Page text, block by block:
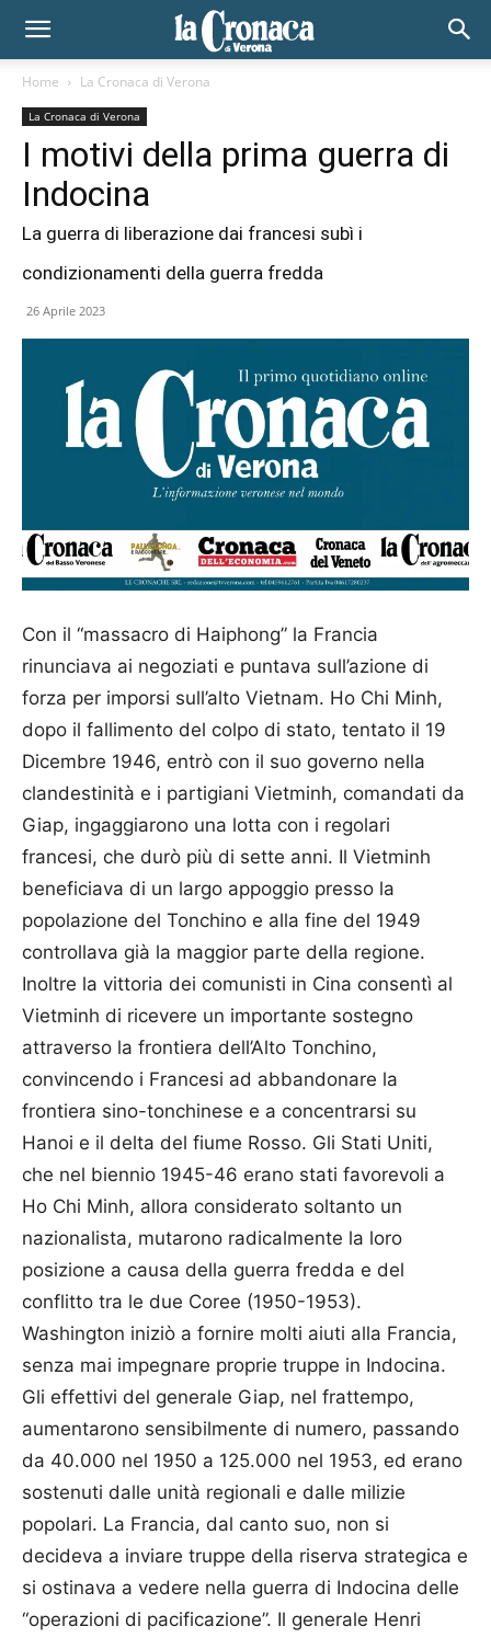
Home La Cronaca di Verona
La Cronaca di Verona
I motivi della prima guerra di
Indocina
La guerra di liberazione dai francesi subì i
condizionamenti della guerra fredda
26 Aprile 2023
Con il “massacro di Haiphong” la Francia
rinunciava ai negoziati e puntava sull’azione di
forza per imporsi sull’alto Vietnam. Ho Chi Minh,
dopo il fallimento del colpo di stato, tentato il 19
Dicembre 1946, entrò con il suo governo nella
clandestinità e i partigiani Vietminh, comandati da
Giap, ingaggiarono una lotta con i regolari
francesi, che durò più di sette anni. Il Vietminh
beneficiava di un largo appoggio presso la
popolazione del Tonchino e alla fine del 1949
controllava già la maggior parte della regione.
Inoltre la vittoria dei comunisti in Cina consentì al
Vietminh di ricevere un importante sostegno
attraverso la frontiera dell’Alto Tonchino,
convincendo i Francesi ad abbandonare la
frontiera sino-tonchinese e a concentrarsi su
Hanoi e il delta del fiume Rosso. Gli Stati Uniti,
che nel biennio 1945-46 erano stati favorevoli a
Ho Chi Minh, allora considerato soltanto un
nazionalista, mutarono radicalmente la loro
posizione a causa della guerra fredda e del
conflitto tra le due Coree (1950-1953).
Washington iniziò a fornire molti aiuti alla Francia,
senza mai impegnare proprie truppe in Indocina.
Gli effettivi del generale Giap, nel frattempo,
aumentarono sensibilmente di numero, passando
da 40.000 nel 1950 a 125.000 nel 1953, ed erano
sostenuti dalle unità regionali e dalle milizie
popolari. La Francia, dal canto suo, non si
decideva a inviare truppe della riserva strategica e
si ostinava a vedere nella guerra di Indocina delle
“operazioni di pacificazione”. Il generale Henri